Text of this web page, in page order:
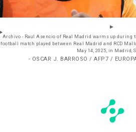
Archivo - Raul Asencio of Real Madrid warms up during
football match played between Real Madrid and RCD
May 14, 2025, in Madrid,
- OSCAR J. BARROSO / AFP7 /